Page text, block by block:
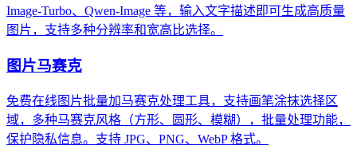
Image-Turbo、Qwen-Image 等，输入文字描述即可生成高质量
图片，支持多种分辨率和宽高比选择。
图片马赛克
免费在线图片批量加马赛克处理工具，支持画笔涂抹选择区
域，多种马赛克风格（方形、圆形、模糊），批量处理功能，
保护隐私信息。支持 JPG、PNG、WebP 格式。